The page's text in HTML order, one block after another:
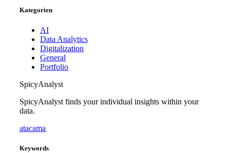
Kategorien
AI
Data Analytics
Digitalization
General
Portfolio
SpicyAnalyst
SpicyAnalyst finds your individual insights within your
data.
atacama
Keywords